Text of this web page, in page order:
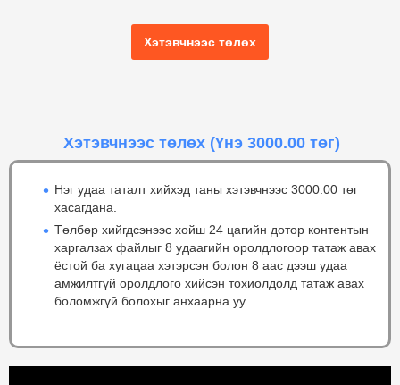
Хэтэвчнээс төлөх
Хэтэвчнээс төлөх (Үнэ 3000.00 төг)
Нэг удаа таталт хийхэд таны хэтэвчнээс 3000.00 төг
хасагдана.
Төлбөр хийгдсэнээс хойш 24 цагийн дотор контентын
харгалзах файлыг 8 удаагийн оролдлогоор татаж авах
ёстой ба хугацаа хэтэрсэн болон 8 аас дээш удаа
амжилтгүй оролдлого хийсэн тохиолдолд татаж авах
боломжгүй болохыг анхаарна уу.